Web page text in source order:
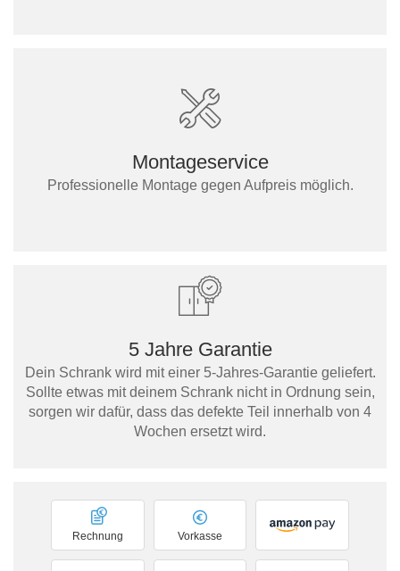
Montageservice
Professionelle Montage gegen Aufpreis möglich.
5 Jahre Garantie
Dein Schrank wird mit einer 5-Jahres-Garantie geliefert.
Sollte etwas mit deinem Schrank nicht in Ordnung sein,
sorgen wir dafür, dass das defekte Teil innerhalb von 4
Wochen ersetzt wird.
Vorkasse
Rechnung